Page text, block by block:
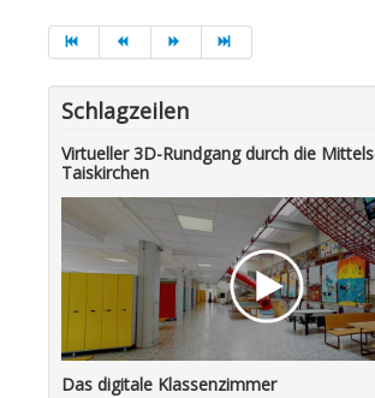
Schlagzeilen
Virtueller 3D-Rundgang durch die
Taiskirchen
Das digitale Klassenzimmer